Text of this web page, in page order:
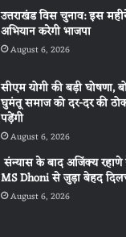
उत्तराखंड विस चुनाव: इस
अभियान करेगी भाजपा
August 6, 2026
सीएम योगी की बड़ी घोषणा,
घुमंतू समाज को दर-दर की
पड़ेंगी
August 6, 2026
संन्यास के बाद अजिंक्‍य रहाणे
MS Dhoni से जुड़ा बेहद
August 6, 2026